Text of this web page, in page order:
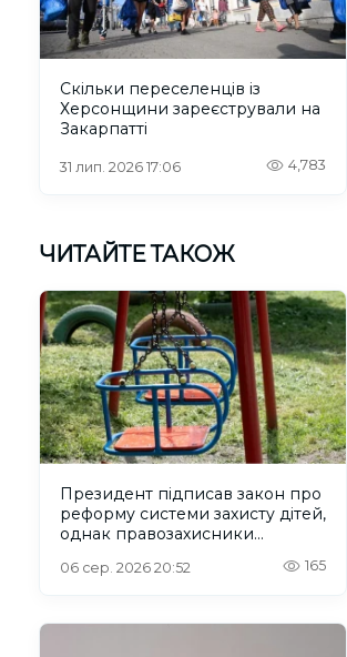
Скільки переселенців із
Херсонщини зареєстрували на
Закарпатті
31 лип. 2026 17:06 4,783
ЧИТАЙТЕ ТАКОЖ
Президент підписав закон про
реформу системи захисту дітей,
однак правозахисники
06 сер. 2026 20:52 165